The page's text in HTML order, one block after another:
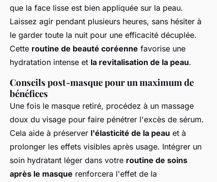
que la face lisse est bien appliquée sur la peau.
Laissez agir pendant plusieurs heures, sans hésiter à
le garder toute la nuit pour une efficacité décuplée.
Cette routine de beauté coréenne favorise une
hydratation intense et la revitalisation de la peau.
Conseils post-masque pour un maximum de
bénéfices
Une fois le masque retiré, procédez à un massage
doux du visage pour faire pénétrer l'excès de sérum.
Cela aide à préserver l'élasticité de la peau et à
prolonger les effets visibles après usage. Intégrer un
soin hydratant léger dans votre routine de soins
après le masque renforcera l'effet de la